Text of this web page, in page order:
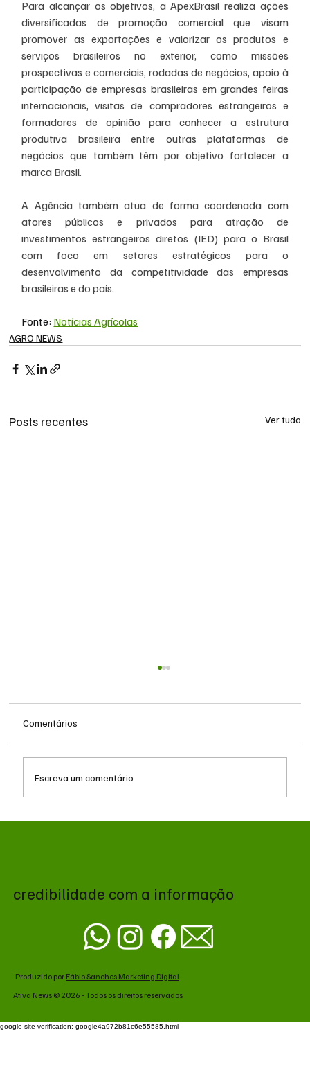
Para alcançar os objetivos, a ApexBrasil realiza ações
diversificadas de promoção comercial que visam
promover as exportações e valorizar os produtos e
serviços brasileiros no exterior, como missões
prospectivas e comerciais, rodadas de negócios, apoio à
participação de empresas brasileiras em grandes feiras
internacionais, visitas de compradores estrangeiros e
formadores de opinião para conhecer a estrutura
produtiva brasileira entre outras plataformas de
negócios que também têm por objetivo fortalecer a
marca Brasil.
A Agência também atua de forma coordenada com
atores públicos e privados para atração de
investimentos estrangeiros diretos (IED) para o Brasil
com foco em setores estratégicos para o
desenvolvimento da competitividade das empresas
brasileiras e do país.
Fonte: Notícias Agrícolas
AGRO NEWS
Posts recentes Ver tudo
Comentários
Escreva um comentário
credibilidade com a informação
Produzido por Fábio Sanches Marketing Digital
Ativa News © 2026 - Todos os direitos reservados
google-site-verification: google4a972b81c6e55585.html